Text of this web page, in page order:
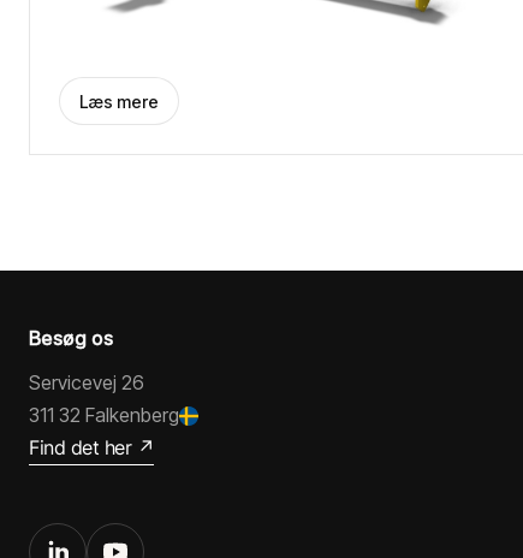
Læs mere
Besøg os
Servicevej 26
311 32 Falkenberg
Find det her ↗